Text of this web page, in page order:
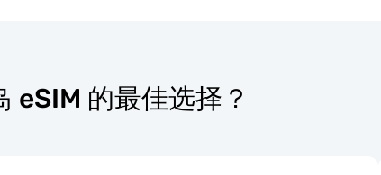
的最佳选择？